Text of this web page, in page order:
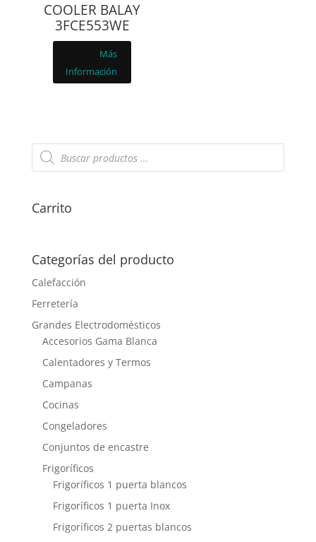
COOLER BALAY
3FCE553WE
Más
Información
Búsqueda
de
productos
Carrito
Categorías del producto
Calefacción
Ferretería
Grandes Electrodomésticos
Accesorios Gama Blanca
Calentadores y Termos
Campanas
Cocinas
Congeladores
Conjuntos de encastre
Frigoríficos
Frigoríficos 1 puerta blancos
Frigoríficos 1 puerta Inox
Frigoríficos 2 puertas blancos